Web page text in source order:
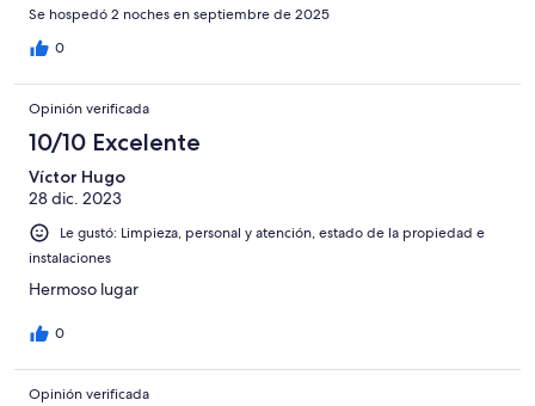
Se hospedó 2 noches en septiembre de 2025
0
Opinión verificada
10/10 Excelente
Víctor Hugo
28 dic. 2023
Le gustó: Limpieza, personal y atención, estado de la propiedad e
instalaciones
Hermoso lugar
0
Opinión verificada